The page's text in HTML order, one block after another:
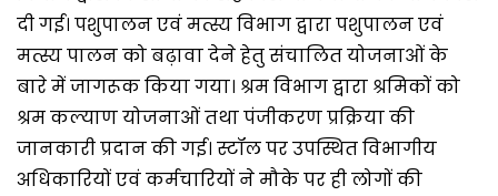
दी गई। पशुपालन एवं मत्स्य विभाग द्वारा पशुपालन एवं
मत्स्य पालन को बढ़ावा देने हेतु संचालित योजनाओं के
बारे में जागरूक किया गया। श्रम विभाग द्वारा श्रमिकों को
श्रम कल्याण योजनाओं तथा पंजीकरण प्रक्रिया की
जानकारी प्रदान की गई। स्टॉल पर उपस्थित विभागीय
अधिकारियों एवं कर्मचारियों ने मौके पर ही लोगों की